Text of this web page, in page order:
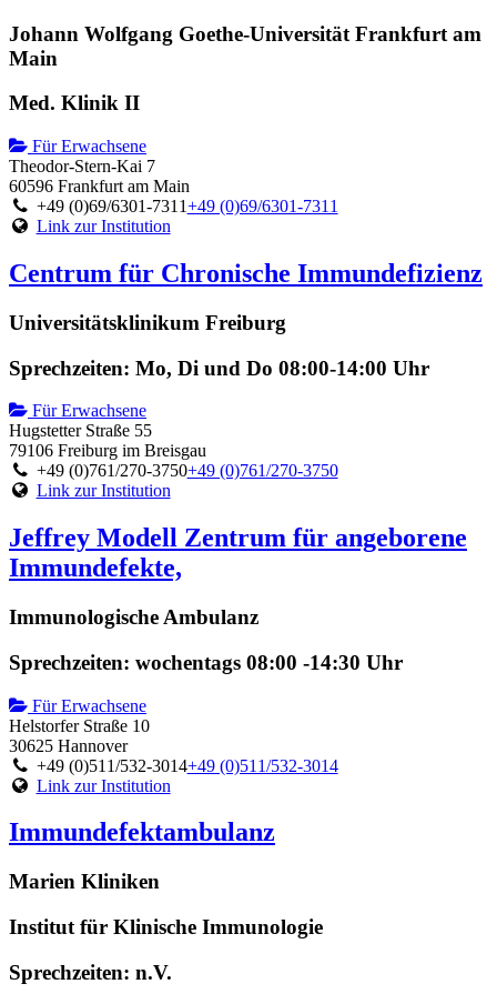
Johann Wolfgang Goethe-Universität Frankfurt am
Main
Med. Klinik II
Für Erwachsene
Theodor-Stern-Kai 7
60596 Frankfurt am Main
+49 (0)69/6301-7311+49 (0)69/6301-7311
Link zur Institution
Centrum für Chronische Immundefizienz
Universitätsklinikum Freiburg
Sprechzeiten: Mo, Di und Do 08:00-14:00 Uhr
Für Erwachsene
Hugstetter Straße 55
79106 Freiburg im Breisgau
+49 (0)761/270-3750+49 (0)761/270-3750
Link zur Institution
Jeffrey Modell Zentrum für angeborene
Immundefekte,
Immunologische Ambulanz
Sprechzeiten: wochentags 08:00 -14:30 Uhr
Für Erwachsene
Helstorfer Straße 10
30625 Hannover
+49 (0)511/532-3014+49 (0)511/532-3014
Link zur Institution
Immundefektambulanz
Marien Kliniken
Institut für Klinische Immunologie
Sprechzeiten: n.V.